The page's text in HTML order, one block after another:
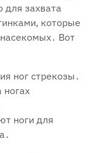
для захвата
которые
Вот
ног стрекозы․
ноги для